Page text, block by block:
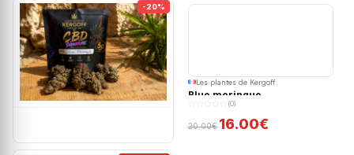
-20%
Les plantes de Kergoff
Blue meringue
(0)
20.00€ 16.00€